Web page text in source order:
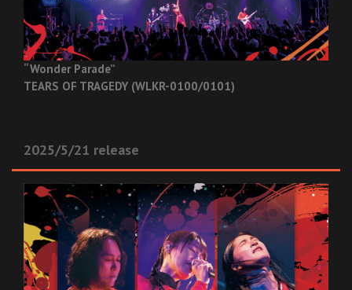
“Wonder Parade”
TEARS OF TRAGEDY (WLKR-0100/0101)
2025/5/21 release